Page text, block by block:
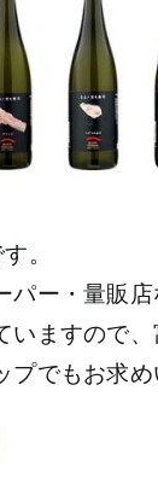
。
ー・量販店
ますので、
でもお求め